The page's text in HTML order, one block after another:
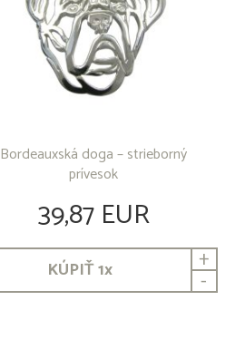
Bordeauxská doga – strieborný
prívesok
39,87 EUR
KÚPIŤ1x +
-